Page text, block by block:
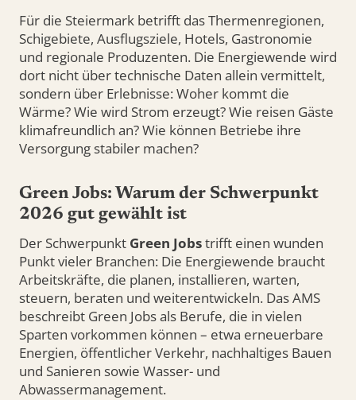
Für die Steiermark betrifft das Thermenregionen,
Schigebiete, Ausflugsziele, Hotels, Gastronomie
und regionale Produzenten. Die Energiewende wird
dort nicht über technische Daten allein vermittelt,
sondern über Erlebnisse: Woher kommt die
Wärme? Wie wird Strom erzeugt? Wie reisen Gäste
klimafreundlich an? Wie können Betriebe ihre
Versorgung stabiler machen?
Green Jobs: Warum der Schwerpunkt
2026 gut gewählt ist
Der Schwerpunkt Green Jobstrifft einen wunden
Punkt vieler Branchen: Die Energiewende braucht
Arbeitskräfte, die planen, installieren, warten,
steuern, beraten und weiterentwickeln. Das AMS
beschreibt Green Jobs als Berufe, die in vielen
Sparten vorkommen können – etwa erneuerbare
Energien, öffentlicher Verkehr, nachhaltiges Bauen
und Sanieren sowie Wasser- und
Abwassermanagement.